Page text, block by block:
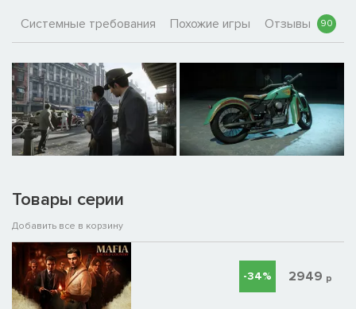
Системные требования Похожие игры Отзывы 90
Товары серии
Добавить все в корзину
-34% 2949 р